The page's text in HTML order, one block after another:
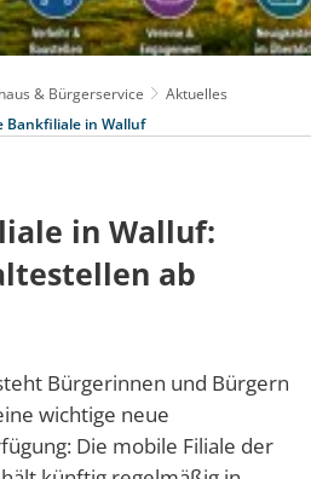
& Bürgerservice
Aktuelles
Bankfiliale in Walluf
in Walluf:
ab
Bürgerinnen und Bürgern
wichtige neue
Die mobile Filiale der